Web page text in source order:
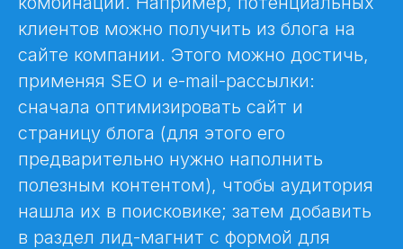
клиентов можно получить из блога на
сайте компании. Этого можно достичь,
применяя SEO и e-mail-рассылки:
сначала оптимизировать сайт и
страницу блога (для этого его
предварительно нужно наполнить
полезным контентом), чтобы аудитория
нашла их в поисковике; затем добавить
в раздел лид-магнит с формой для